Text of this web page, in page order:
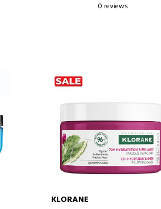
0 reviews
KLORANE